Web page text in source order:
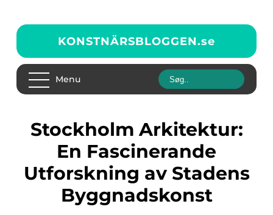
KONSTNÄRSBLOGGEN.se
Menu
Stockholm Arkitektur:
En Fascinerande
Utforskning av Stadens
Byggnadskonst